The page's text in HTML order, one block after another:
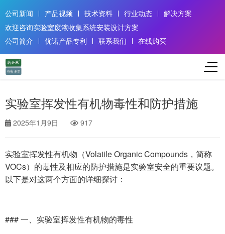
公司新闻 产品视频 技术资料 行业动态
解决方案
欢迎咨询实验室废液收集系统安装设计方案
公司简介
优诺产品专利 联系我们 在线购买
实验室挥发性有机物毒性和防护措施
2025年1月9日 917
实验室挥发性有机物（Volatile Organic Compounds，简称
VOCs）的毒性及相应的防护措施是实验室安全的重要议题。
以下是对这两个方面的详细探讨：
### 一、实验室挥发性有机物的毒性